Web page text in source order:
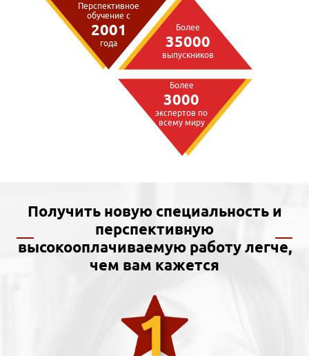
Более
3000
экспертов по
всему миру
Перспективное
обучение с
2001
года
Более
35000
выпускников
Получить новую специальность и
перспективную
высокооплачиваемую работу легче,
чем вам кажется